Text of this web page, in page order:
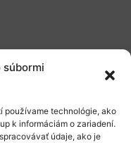
používame technológie, ako
k informáciám o zariadení.
údaje, ako je